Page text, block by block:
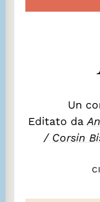
Un
Editato da
/ Corsin